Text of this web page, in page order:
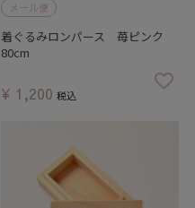
メール便
着ぐるみロンパース 苺ピンク
80cm
¥ 1,200 税込